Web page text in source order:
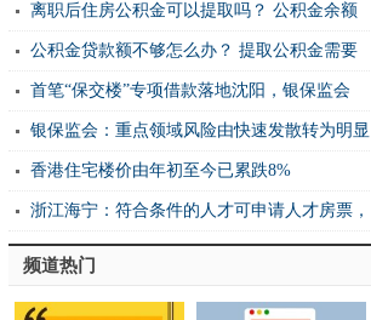
离职后住房公积金可以提取吗？ 公积金余额
公积金贷款额不够怎么办？ 提取公积金需要
首笔“保交楼”专项借款落地沈阳，银保监会
银保监会：重点领域风险由快速发散转为明显
香港住宅楼价由年初至今已累跌8%
浙江海宁：符合条件的人才可申请人才房票，
频道热门